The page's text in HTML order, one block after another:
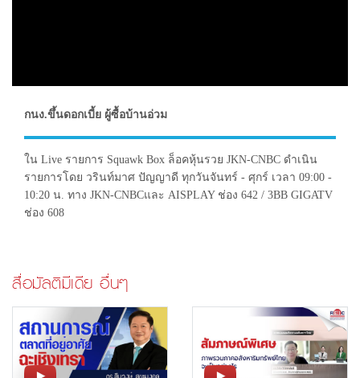
กนง.ขึ้นดอกเบี้ย ผู้ซื้อบ้านอ่วม
ใน Live รายการ Squawk Box ล็อคหุ้นรวย JKN-CNBC ดำเนิน
รายการโดย วรินท์มาศ ปัญญาดี ทุกวันจันทร์ - ศุกร์ เวลา 09:00 -
10:20 น. ทาง JKN-CNBCและ AISPLAY ช่อง 642 / 3BB GIGATV
ช่อง 608
สื่อมัลติมีเดีย อื่นๆ